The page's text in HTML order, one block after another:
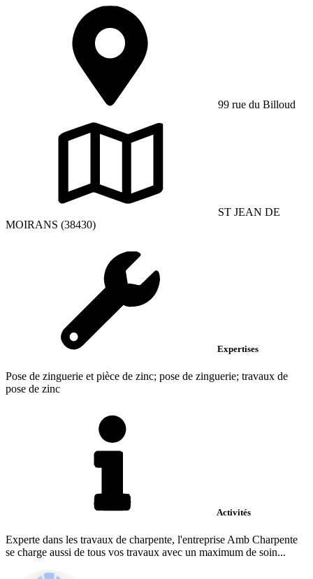
99 rue du Billoud
ST JEAN DE
MOIRANS (38430)
Expertises
Pose de zinguerie et pièce de zinc; pose de zinguerie; travaux de
pose de zinc
Activités
Experte dans les travaux de charpente, l'entreprise Amb Charpente
se charge aussi de tous vos travaux avec un maximum de soin...